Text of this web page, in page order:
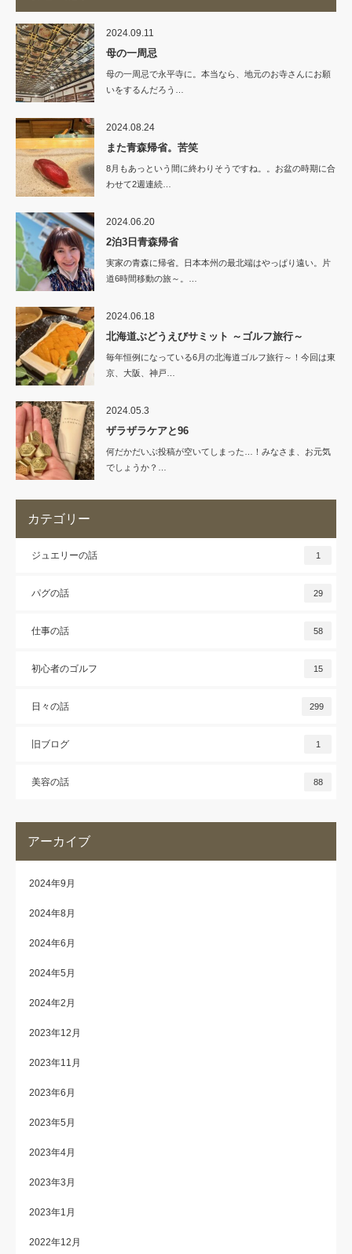
2024.09.11
母の一周忌
母の一周忌で永平寺に。本当なら、地元のお寺さんにお願
いをするんだろう…
2024.08.24
また青森帰省。苦笑
8月もあっという間に終わりそうですね。。お盆の時期に合
わせて2週連続…
2024.06.20
2泊3日青森帰省
実家の青森に帰省。日本本州の最北端はやっぱり遠い。片
道6時間移動の旅～。…
2024.06.18
北海道ぶどうえびサミット ～ゴルフ旅行～
毎年恒例になっている6月の北海道ゴルフ旅行～！今回は東
京、大阪、神戸…
2024.05.3
ザラザラケアと96
何だかだいぶ投稿が空いてしまった…！みなさま、お元気
でしょうか？…
カテゴリー
ジュエリーの話 1
パグの話 29
仕事の話 58
初心者のゴルフ 15
日々の話 299
旧ブログ 1
美容の話 88
アーカイブ
2024年9月
2024年8月
2024年6月
2024年5月
2024年2月
2023年12月
2023年11月
2023年6月
2023年5月
2023年4月
2023年3月
2023年1月
2022年12月